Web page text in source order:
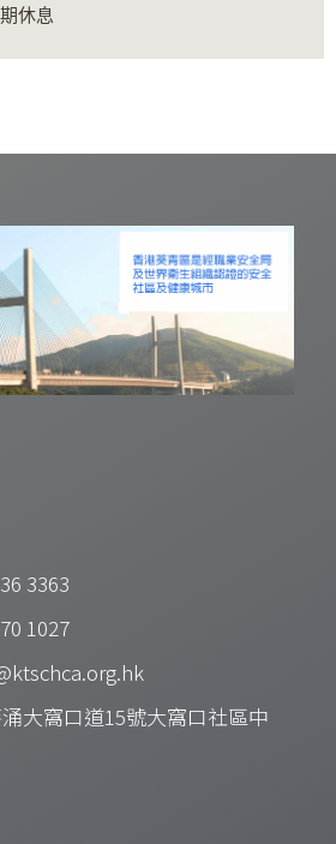
休息
3363
1027
大窩口道15號大窩口社區中